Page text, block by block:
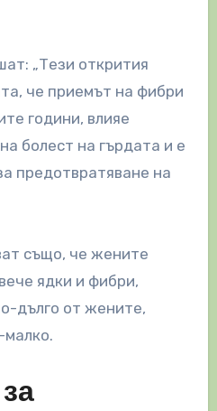
„Тези открития
че приемът на фибри
години, влияе
болест на гърдата и е
предотвратяване на
също, че жените
ядки и фибри,
дълго от жените,
малко.